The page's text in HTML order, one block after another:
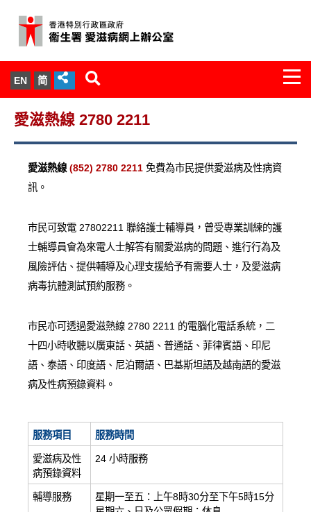
EN 简
關於我們
文件櫃
新聞發佈
愛滋病病毒感染與醫護人員專家組
愛滋病呈報表格
其他
愛滋熱線 2780 2211
愛滋熱線 (852) 2780 2211 免費為市民提供愛滋病及性病資
訊。
市民可致電 27802211 聯絡護士輔導員，曾受專業訓練的護
士輔導員會為來電人士解答有關愛滋病的問題、進行行為及
風險評估、提供輔導及心理支援給予有需要人士，及愛滋病
病毒抗體測試預約服務。
市民亦可透過愛滋熱線 2780 2211 的電腦化電話系統，二
十四小時收聽以廣東話、英語、普通話、菲律賓語、印尼
語、泰語、印度語、尼泊爾語、巴基斯坦語及越南語的愛滋
病及性病預錄資料。
服務項目 服務時間
愛滋病及性
病預錄資料
24 小時服務
輔導服務
星期一至五：上午8時30分至下午5時15分